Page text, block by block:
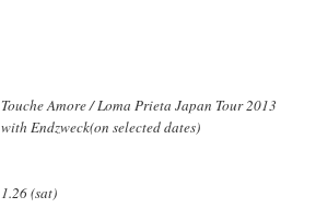
Touche Amore / Loma Prieta Japan Tour 2013
with Endzweck(on selected dates)
1.26 (sat)